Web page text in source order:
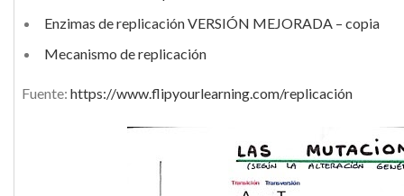
Enzimas de replicación VERSIÓN MEJORADA – copia
Mecanismo de replicación
Fuente: https://www.flipyourlearning.com/replicación